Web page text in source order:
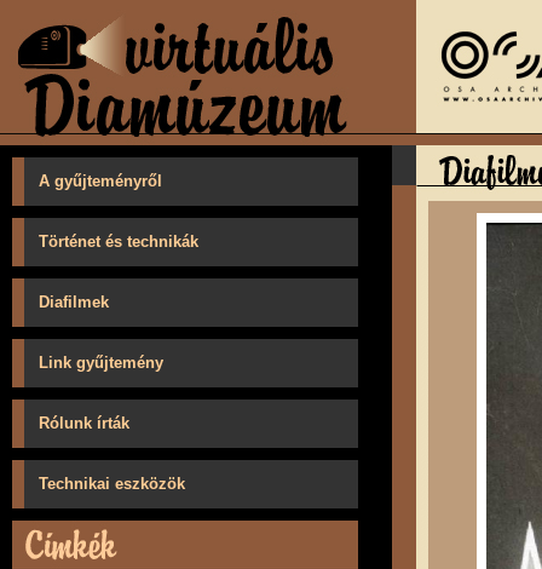
A gyűjteményről
Történet és technikák
Diafilmek
Link gyűjtemény
Rólunk írták
Technikai eszközök